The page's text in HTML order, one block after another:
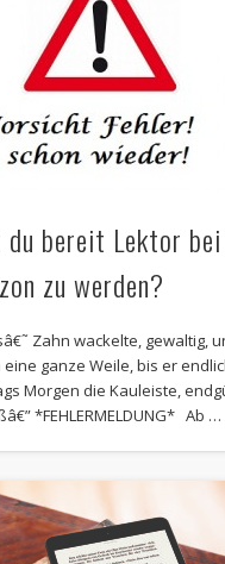
bereit Lektor bei
zu werden?
Zahn wackelte, gewaltig,
eine ganze Weile, bis er
Morgen die Kauleiste,
*FEHLERMELDUNG* Ab …